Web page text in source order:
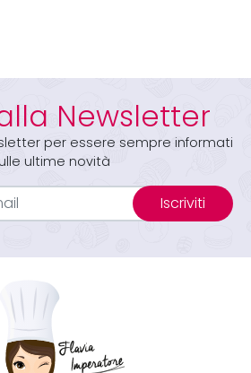
Newsletter
per essere sempre informati
ultime novità
Iscriviti